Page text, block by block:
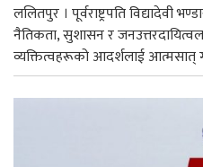
ललितपुर । पूर्वराष्ट्रपति विद्यादेवी
नैतिकता, सुशासन र
व्यक्तित्वहरूको आदर्शलाई आत्मसात्